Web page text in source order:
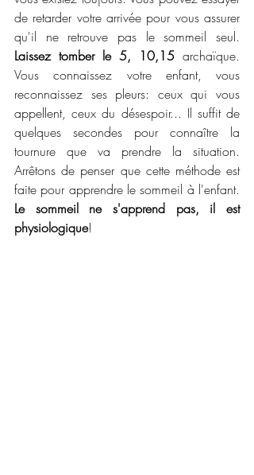
de retarder votre arrivée pour vous assurer
Laissez tomber le 5, 10,15 archaïque.
Vous connaissez votre enfant, vous
reconnaissez ses pleurs: ceux qui vous
appellent, ceux du désespoir... Il suffit de
quelques secondes pour connaître la
tournure que va prendre la situation.
Arrêtons de penser que cette méthode est
Le sommeil ne s'apprend pas, il est
physiologique!